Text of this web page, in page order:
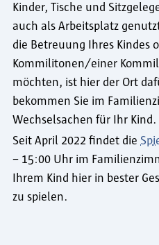
Kinder, Tische und
auch als Arbeitsplatz
die Betreuung Ihres Kindes
Kommilitonen/einer
möchten, ist hier der Ort
bekommen Sie im
Wechselsachen für Ihr Kind.
Seit April 2022 findet die
– 15:00 Uhr im
Ihrem Kind hier in bester
zu spielen.